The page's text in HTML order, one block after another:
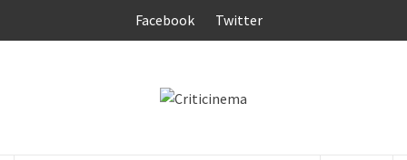
Facebook Twitter